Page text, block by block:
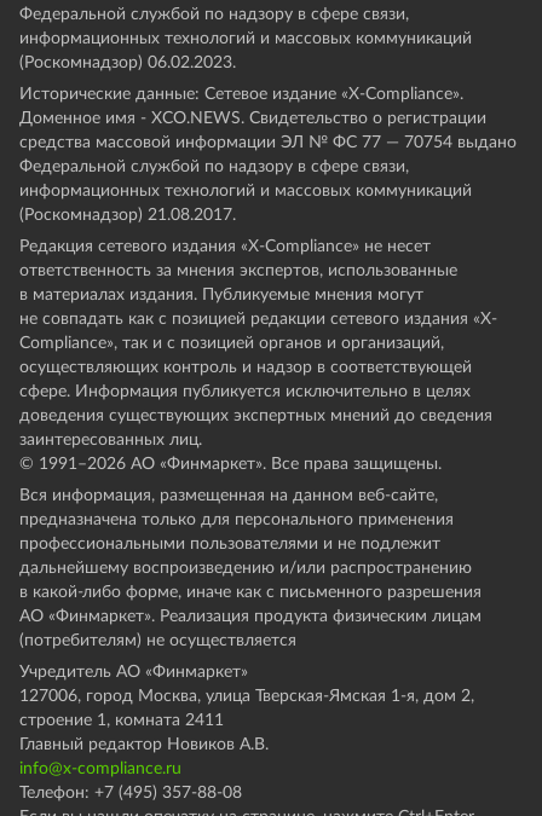
Федеральной службой по надзору в сфере связи,
информационных технологий и массовых коммуникаций
(Роскомнадзор) 06.02.2023.
Исторические данные: Сетевое издание «Х-Compliance».
Доменное имя - XCO.NEWS. Свидетельство о регистрации
средства массовой информации ЭЛ № ФС 77 — 70754 выдано
Федеральной службой по надзору в сфере связи,
информационных технологий и массовых коммуникаций
(Роскомнадзор) 21.08.2017.
Редакция сетевого издания «X-Compliance» не несет
ответственность за мнения экспертов, использованные
в материалах издания. Публикуемые мнения могут
не совпадать как с позицией редакции сетевого издания «X-
Compliance», так и с позицией органов и организаций,
осуществляющих контроль и надзор в соответствующей
сфере. Информация публикуется исключительно в целях
доведения существующих экспертных мнений до сведения
заинтересованных лиц.
© 1991–2026 АО «Финмаркет». Все права защищены.
Вся информация, размещенная на данном веб-сайте,
предназначена только для персонального применения
профессиональными пользователями и не подлежит
дальнейшему воспроизведению и/или распространению
в какой-либо форме, иначе как с письменного разрешения
АО «Финмаркет». Реализация продукта физическим лицам
(потребителям) не осуществляется
Учредитель АО «Финмаркет»
127006, город Москва, улица Тверская-Ямская 1-я, дом 2,
строение 1, комната 2411
Главный редактор Новиков А.В.
info@x-compliance.ru
Телефон: +7 (495) 357-88-08